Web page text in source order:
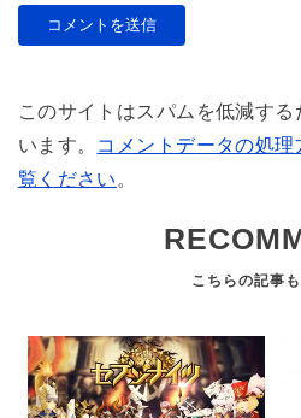
このサイトはスパムを低減す
います。 コメントデータの処
覧ください 。